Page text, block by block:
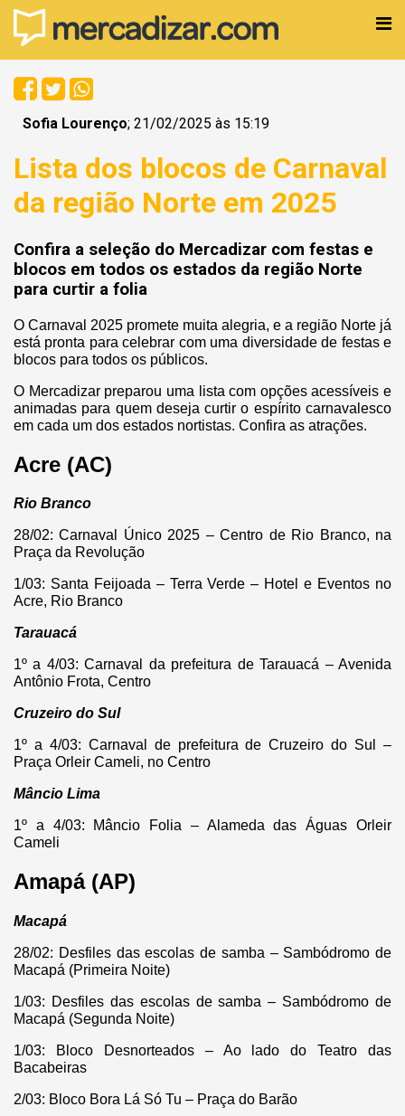
Sofia Lourenço; 21/02/2025 às 15:19
Lista dos blocos de Carnaval
da região Norte em 2025
Confira a seleção do Mercadizar com festas e
blocos em todos os estados da região Norte
para curtir a folia
O Carnaval 2025 promete muita alegria, e a região Norte já
está pronta para celebrar com uma diversidade de festas e
blocos para todos os públicos.
O Mercadizar preparou uma lista com opções acessíveis e
animadas para quem deseja curtir o espírito carnavalesco
em cada um dos estados nortistas. Confira as atrações.
Acre (AC)
Rio Branco
28/02: Carnaval Único 2025 – Centro de Rio Branco, na
Praça da Revolução
1/03: Santa Feijoada – Terra Verde – Hotel e Eventos no
Acre, Rio Branco
Tarauacá
1º a 4/03: Carnaval da prefeitura de Tarauacá – Avenida
Antônio Frota, Centro
Cruzeiro do Sul
1º a 4/03: Carnaval de prefeitura de Cruzeiro do Sul –
Praça Orleir Cameli, no Centro
Mâncio Lima
1º a 4/03: Mâncio Folia – Alameda das Águas Orleir
Cameli
Amapá (AP)
Macapá
28/02: Desfiles das escolas de samba – Sambódromo de
Macapá (Primeira Noite)
1/03: Desfiles das escolas de samba – Sambódromo de
Macapá (Segunda Noite)
1/03: Bloco Desnorteados – Ao lado do Teatro das
Bacabeiras
2/03: Bloco Bora Lá Só Tu – Praça do Barão